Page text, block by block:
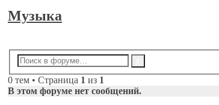
Музыка
0 тем • Страница 1 из 1
В этом форуме нет сообщений.